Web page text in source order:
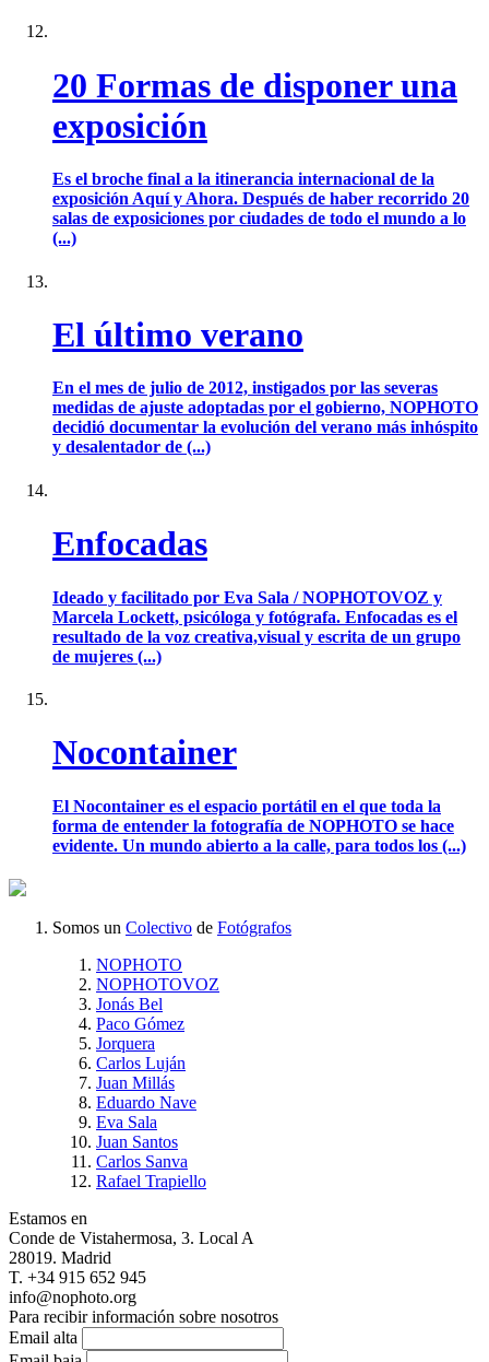
20 Formas de disponer una
exposición
Es el broche final a la itinerancia internacional de la
exposición Aquí y Ahora. Después de haber recorrido 20
salas de exposiciones por ciudades de todo el mundo a lo
(...)
El último verano
En el mes de julio de 2012, instigados por las severas
medidas de ajuste adoptadas por el gobierno, NOPHOTO
decidió documentar la evolución del verano más inhóspito
y desalentador de (...)
Enfocadas
Ideado y facilitado por Eva Sala / NOPHOTOVOZ y
Marcela Lockett, psicóloga y fotógrafa. Enfocadas es el
resultado de la voz creativa,visual y escrita de un grupo
de mujeres (...)
Nocontainer
El Nocontainer es el espacio portátil en el que toda la
forma de entender la fotografía de NOPHOTO se hace
evidente. Un mundo abierto a la calle, para todos los (...)
Somos un Colectivo de Fotógrafos
NOPHOTO
NOPHOTOVOZ
Jonás Bel
Paco Gómez
Jorquera
Carlos Luján
Juan Millás
Eduardo Nave
Eva Sala
Juan Santos
Carlos Sanva
Rafael Trapiello
Estamos en
Conde de Vistahermosa, 3. Local A
28019. Madrid
T. +34 915 652 945
info@nophoto.org
Para recibir información sobre nosotros
Email alta